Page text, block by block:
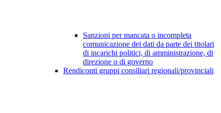
Sanzioni per mancata o incompleta
comunicazione dei dati da parte dei titolari
di incarichi politici, di amministrazione, di
direzione o di governo
Rendiconti gruppi consiliari regionali/provinciali